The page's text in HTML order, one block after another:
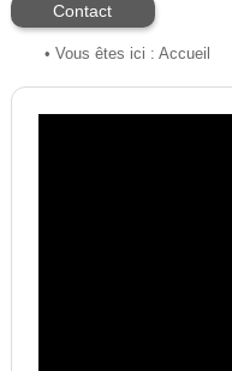
Contact
• Vous êtes ici : Accueil